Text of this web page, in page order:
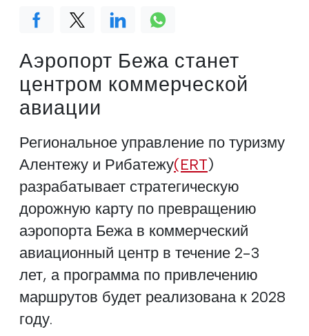
Аэропорт Бежа станет
центром коммерческой
авиации
Региональное управление по туризму
Алентежу и Рибатежу(ERT)
разрабатывает стратегическую
дорожную карту по превращению
аэропорта Бежа в коммерческий
авиационный центр в течение 2-3
лет, а программа по привлечению
маршрутов будет реализована к 2028
году.